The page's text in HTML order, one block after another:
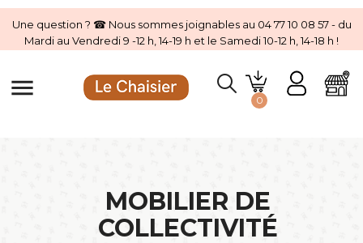
Une question ? ☎ Nous sommes joignables au 04 77 10 08 57 - du
Mardi au Vendredi 9 -12 h, 14-19 h et le Samedi 10-12 h, 14-18 h !
menu 0
MOBILIER DE
COLLECTIVITÉ